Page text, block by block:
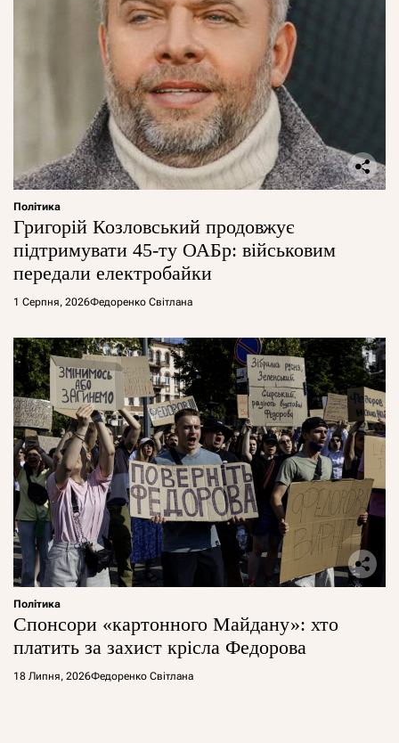
Політика
Григорій Козловський продовжує
підтримувати 45-ту ОАБр: військовим
передали електробайки
1 Серпня, 2026Федоренко Світлана
Політика
Спонсори «картонного Майдану»: хто
платить за захист крісла Федорова
18 Липня, 2026Федоренко Світлана